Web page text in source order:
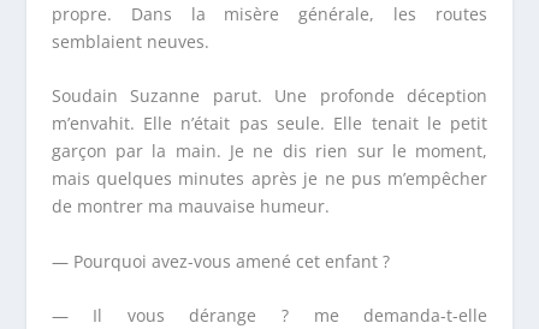
propre. Dans la misère générale, les routes
semblaient neuves.
Soudain Suzanne parut. Une profonde déception
m’envahit. Elle n’était pas seule. Elle tenait le petit
garçon par la main. Je ne dis rien sur le moment,
mais quelques minutes après je ne pus m’empêcher
de montrer ma mauvaise humeur.
— Pourquoi avez-vous amené cet enfant ?
— Il vous dérange ? me demanda-t-elle